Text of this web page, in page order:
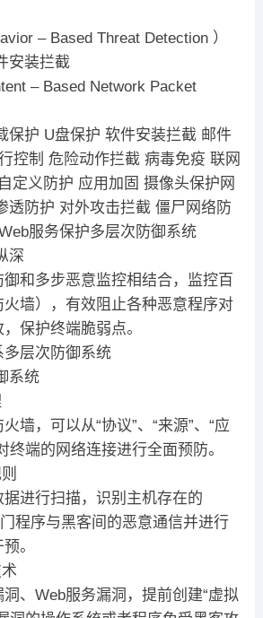
– Based Threat Detection ）
安装拦截
– Based Network Packet
保护 U盘保护 软件安装拦截 邮件
控制 危险动作拦截 病毒免疫 联网
定义防护 应用加固 摄像头保护网
透防护 对外攻击拦截 僵尸网络防
服务保护多层次防御系统
深
和多步恶意监控相结合，监控百
墙），有效阻止各种恶意程序对
保护终端脆弱点。
层次防御系统
系统
墙，可以从“协议”、“来源”、“应
终端的网络连接进行全面预防。
进行扫描，识别主机存在的
程序与黑客间的恶意通信并进行
。
、Web服务漏洞，提前创建“虚拟